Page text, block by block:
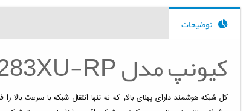
توضیحات
کیونپ مدل TS-1283XU-RP
کل شبکه هوشمند دارای پهنای بالا, که نه تنها انتقال شبکه با سرعت بالا